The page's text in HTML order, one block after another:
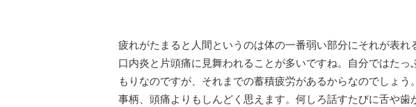
疲れがたまると人間というのは体の一番弱い部分にそれが表れ
口内炎と片頭痛に見舞われることが多いですね。自分ではたっ
もりなのですが、それまでの蓄積疲労があるからなのでしょう
事柄、頭痛よりもしんどく思えます。何しろ話すたびに舌や歯